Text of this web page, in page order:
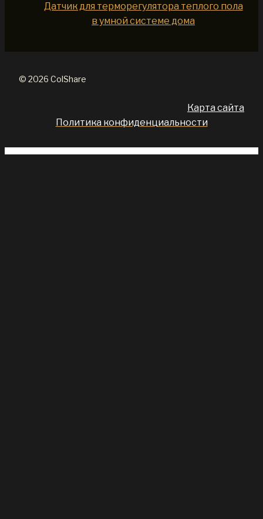
Датчик для терморегулятора теплого пола
в умной системе дома
© 2026 ColShare
Карта сайта
Политика конфиденциальности